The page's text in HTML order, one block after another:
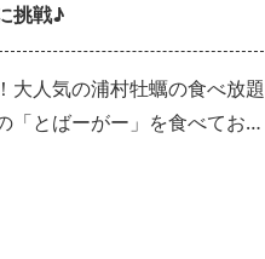
挑戦♪
大人気の浦村牡蠣の食べ放題
「とばーがー」を食べてお腹